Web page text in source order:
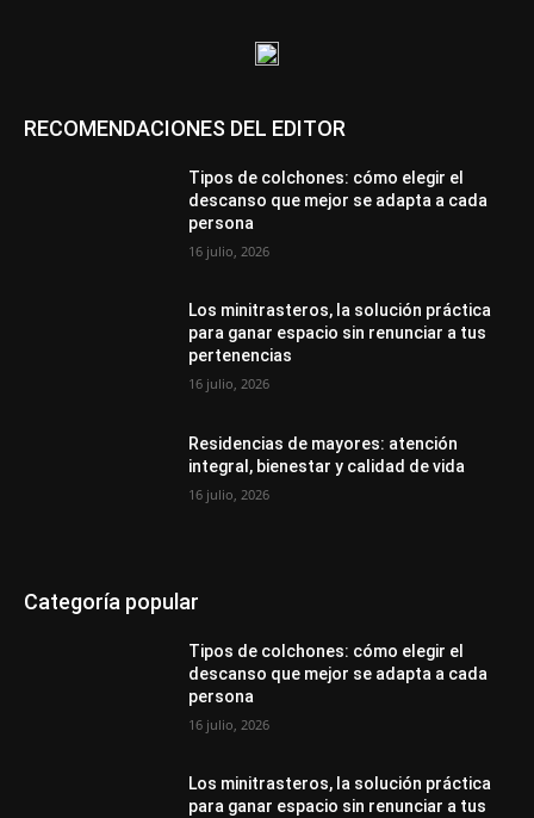
RECOMENDACIONES DEL EDITOR
Tipos de colchones: cómo elegir el
descanso que mejor se adapta a cada
persona
16 julio, 2026
Los minitrasteros, la solución práctica
para ganar espacio sin renunciar a tus
pertenencias
16 julio, 2026
Residencias de mayores: atención
integral, bienestar y calidad de vida
16 julio, 2026
Categoría popular
Tipos de colchones: cómo elegir el
descanso que mejor se adapta a cada
persona
16 julio, 2026
Los minitrasteros, la solución práctica
para ganar espacio sin renunciar a tus